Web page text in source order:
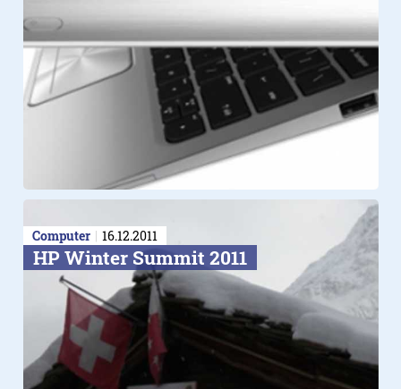
Computer 16.12.2011
HP Winter Summit 2011